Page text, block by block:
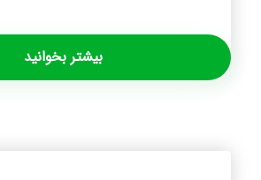
بیشتر بخوانید